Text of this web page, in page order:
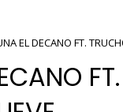
EL DECANO FT.